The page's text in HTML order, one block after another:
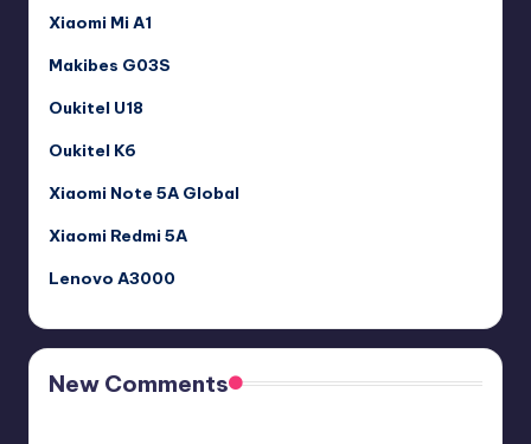
Xiaomi Mi A1
Makibes G03S
Oukitel U18
Oukitel K6
Xiaomi Note 5A Global
Xiaomi Redmi 5A
Lenovo A3000
New Comments